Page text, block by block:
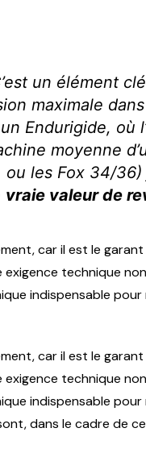
un élément
maximale
Endurigide, où
moyenne
les Fox 34/
vraie valeur de
car il est le
exigence technique
indispensable
car il est le
exigence technique
indispensable
dans le cadre de